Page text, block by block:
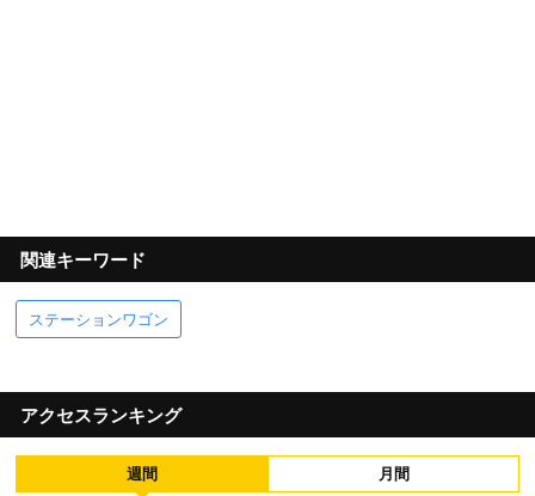
関連キーワード
ステーションワゴン
アクセスランキング
週間 月間